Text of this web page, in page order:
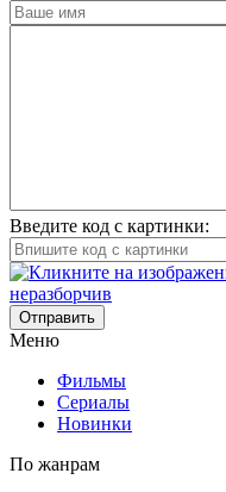
Введите код с картинки:
Отправить
Меню
Фильмы
Сериалы
Новинки
По жанрам